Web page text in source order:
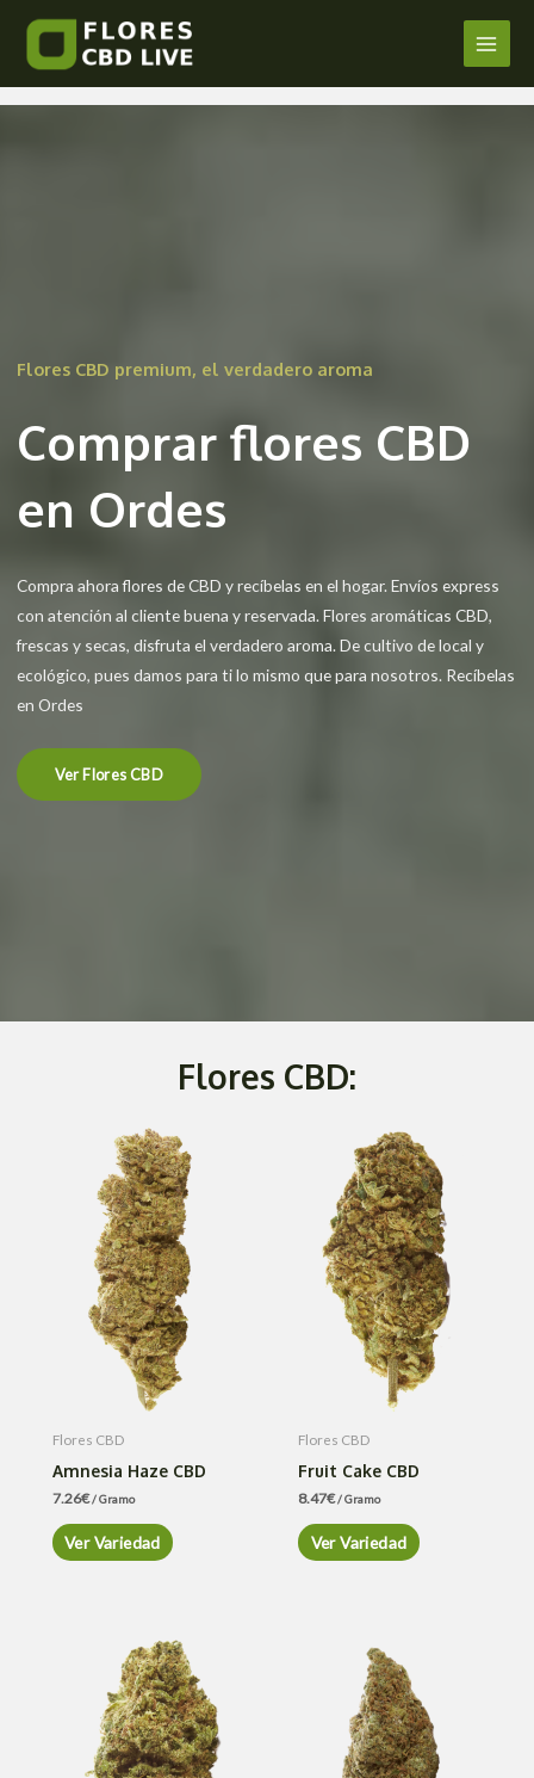
contenido
Main
Menu
Comprar Flores CBD en Ordes
/ La Coruña/ Poradmin
Flores CBD premium, el verdadero aroma
Comprar flores CBD
en Ordes
Compra ahora flores de CBD y recíbelas en el hogar. Envíos express
con atención al cliente buena y reservada. Flores aromáticas CBD,
frescas y secas, disfruta el verdadero aroma. De cultivo de local y
ecológico, pues damos para ti lo mismo que para nosotros. Recíbelas
en Ordes
Ver Flores CBD
Flores CBD:
Flores CBD
Amnesia Haze CBD
7.26€/ Gramo
Ver Variedad
Flores CBD
Fruit Cake CBD
8.47€/ Gramo
Ver Variedad